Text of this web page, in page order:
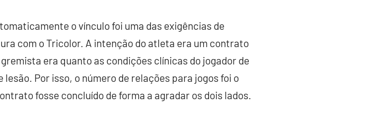
o vínculo foi uma das exigências de
com o Tricolor. A intenção do atleta era um contrato
era quanto as condições clínicas do jogador de
Por isso, o número de relações para jogos foi o
fosse concluído de forma a agradar os dois lados.